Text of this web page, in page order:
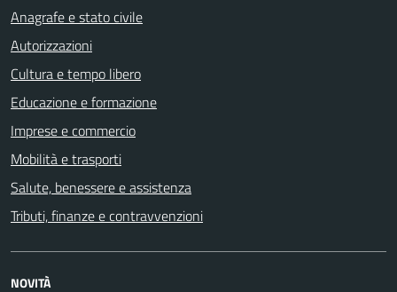
Anagrafe e stato civile
Autorizzazioni
Cultura e tempo libero
Educazione e formazione
Imprese e commercio
Mobilità e trasporti
Salute, benessere e assistenza
Tributi, finanze e contravvenzioni
NOVITÀ